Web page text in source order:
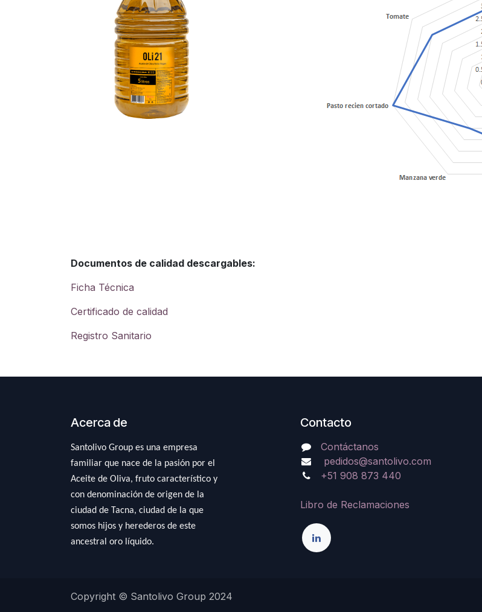
Documentos de calidad descargables:
Ficha Técnica
Certificado de calidad
Registro Sanitario
Acerca de
Santolivo Group es una empresa
familiar que nace de la pasión por el
Aceite de Oliva, fruto característico y
con denominación de origen de la
ciudad de Tacna, ciudad de la que
somos hijos y herederos de este
ancestral oro líquido.
Contacto
Contáctanos
pedidos@santolivo.com
+51 908 873 440
Libro de Reclamaciones
Copyright © Santolivo Group 2024